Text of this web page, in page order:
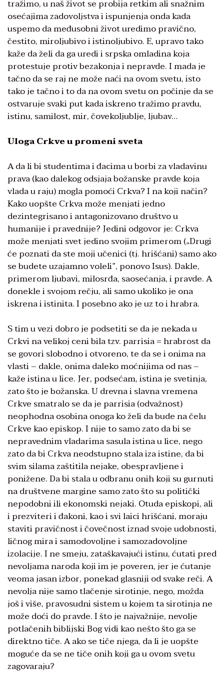
tražimo, u naš život se probija retkim ali snažnim
osećajima zadovoljstva i ispunjenja onda kada
uspemo da međusobni život uredimo pravično,
čestito, miroljubivo i istinoljubivo. E, upravo tako
kaže da želi da ga uredi i srpska omladina koja
protestuje protiv bezakonja i nepravde. I mada je
tačno da se raj ne može naći na ovom svetu, isto
tako je tačno i to da na ovom svetu on počinje da se
ostvaruje svaki put kada iskreno tražimo pravdu,
istinu, samilost, mir, čovekoljublje, ljubav…
Uloga Crkve u promeni sveta
A da li bi studentima i đacima u borbi za vladavinu
prava (kao dalekog odsjaja božanske pravde koja
vlada u raju) mogla pomoći Crkva? I na koji način?
Kako uopšte Crkva može menjati jedno
dezintegrisano i antagonizovano društvo u
humanije i pravednije? Jedini odgovor je: Crkva
može menjati svet jedino svojim primerom („Drugi
će poznati da ste moji učenici (tj. hrišćani) samo ako
se budete uzajamno voleli”, ponovo Isus). Dakle,
primerom ljubavi, milosrđa, saosećanja, i pravde. A
donekle i svojom rečju, ali samo ukoliko je ona
iskrena i istinita. I posebno ako je uz to i hrabra.
S tim u vezi dobro je podsetiti se da je nekada u
Crkvi na velikoj ceni bila tzv. parrisia = hrabrost da
se govori slobodno i otvoreno, te da se i onima na
vlasti – dakle, onima daleko moćnijima od nas –
kaže istina u lice. Jer, podsećam, istina je svetinja,
zato što je božanska. U drevna i slavna vremena
Crkve smatralo se da je parrisia (odvažnost)
neophodna osobina onoga ko želi da bude na čelu
Crkve kao episkop. I nije to samo zato da bi se
nepravednim vladarima sasula istina u lice, nego
zato da bi Crkva neodstupno stala iza istine, da bi
svim silama zaštitila nejake, obespravljene i
ponižene. Da bi stala u odbranu onih koji su gurnuti
na društvene margine samo zato što su politički
nepodobni ili ekonomski nejaki. Otuda episkopi, ali
i prezviteri i đakoni, kao i svi laici hrišćani, moraju
staviti pravičnost i čovečnost iznad svoje udobnosti,
ličnog mira i samodovoljne i samozadovoljne
izolacije. I ne smeju, zataškavajući istinu, ćutati pred
nevoljama naroda koji im je poveren, jer je ćutanje
veoma jasan izbor, ponekad glasniji od svake reči. A
nevolja nije samo tlačenje sirotinje, nego, možda
još i više, pravosudni sistem u kojem ta sirotinja ne
može doći do pravde. I što je najvažnije, nevolje
potlačenih biblijski Bog vidi kao nešto što ga se
direktno tiče. A ako se tiče njega, da li je uopšte
moguće da se ne tiče onih koji ga u ovom svetu
zagovaraju?